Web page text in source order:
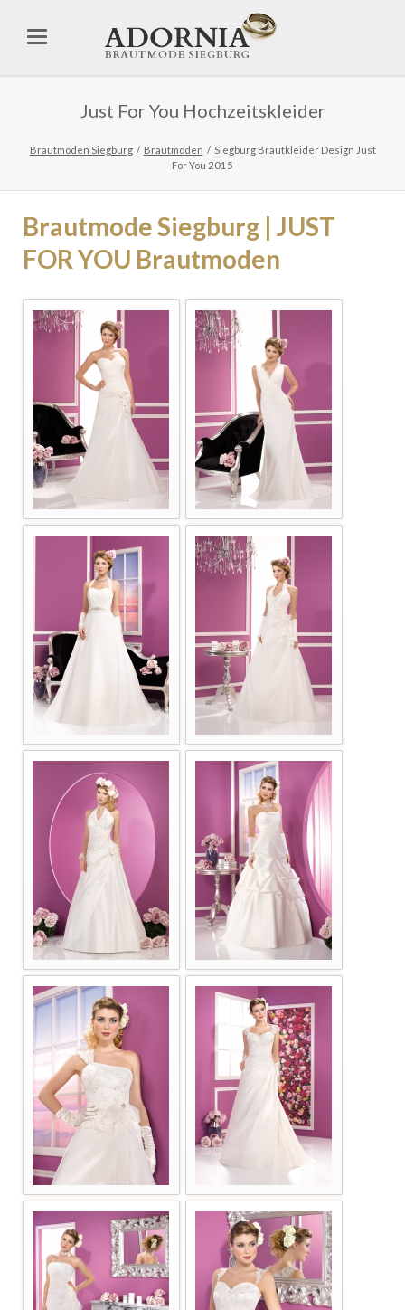
Just For You Hochzeitskleider
Brautmoden Siegburg Brautmoden
Siegburg Brautkleider Design Just
For You 2015
Brautmode Siegburg | JUST
FOR YOU Brautmoden